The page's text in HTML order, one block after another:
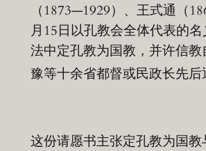
（1873—1929）、王式通（
月15日以孔教会全体代表的
法中定孔教为国教，并许信
豫等十余省都督或民政长先后
这份请愿书主张定孔教为国